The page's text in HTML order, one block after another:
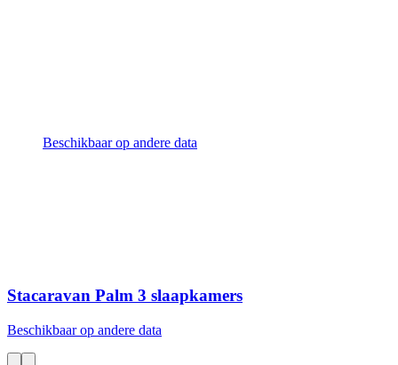
Beschikbaar op andere data
Stacaravan Palm 3 slaapkamers
Beschikbaar op andere data